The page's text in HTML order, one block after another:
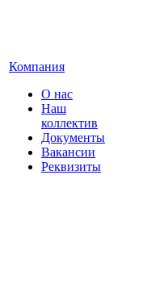
Компания
О нас
Наш
коллектив
Документы
Вакансии
Реквизиты